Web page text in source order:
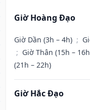
Giờ Hoàng Đạo
Giờ Dần (3h – 4h) ;
; Giờ Thân (15h –
(21h – 22h)
Giờ Hắc Đạo